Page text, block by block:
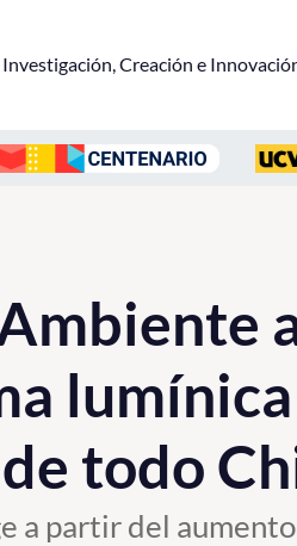
Investigación, Creación e
todo
a partir del